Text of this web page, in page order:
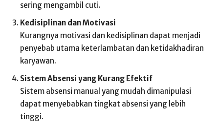
sering mengambil cuti.
Kedisiplinan dan Motivasi
Kurangnya motivasi dan kedisiplinan dapat menjadi
penyebab utama keterlambatan dan ketidakhadiran
karyawan.
Sistem Absensi yang Kurang Efektif
Sistem absensi manual yang mudah dimanipulasi
dapat menyebabkan tingkat absensi yang lebih
tinggi.